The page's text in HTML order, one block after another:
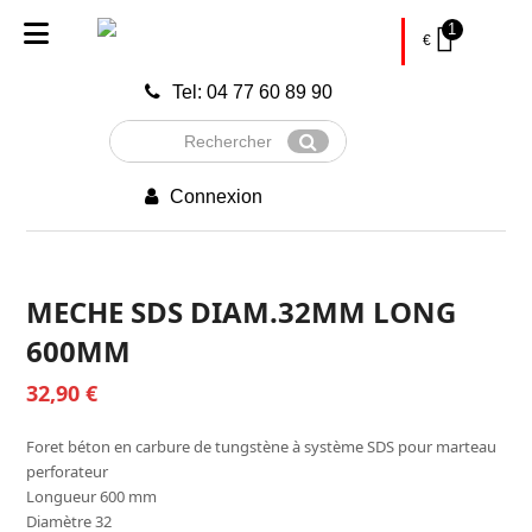
Tel: 04 77 60 89 90
Rechercher
Envoyer
Connexion
€
1
MECHE SDS DIAM.32MM LONG
600MM
32,90€
Foret béton en carbure de tungstène à système SDS pour marteau
perforateur
Longueur 600 mm
Diamètre 32